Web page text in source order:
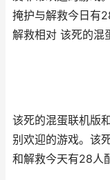
掩护与解救今日有
解救相对 该死的混
该死的混蛋联机版
别欢迎的游戏。该
和解救今天有28人